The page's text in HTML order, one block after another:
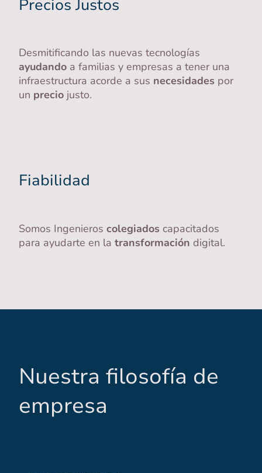
Precios Justos
Desmitificando las nuevas tecnologías
ayudando a familias y empresas a tener una
infraestructura acorde a sus necesidades por
un precio justo.
Fiabilidad
Somos Ingenieros colegiados capacitados
para ayudarte en la transformación digital.
Nuestra filosofía de
empresa